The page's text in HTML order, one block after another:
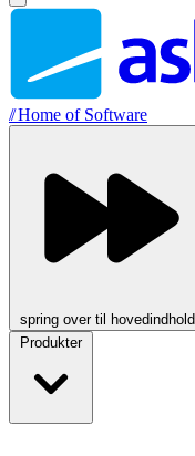
//Home of Software
spring over til hovedindhold
Produkter